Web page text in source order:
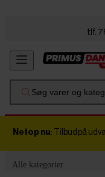
tlf.
Søg varer og
Netop nu: Tilbud på
Alle kategorier